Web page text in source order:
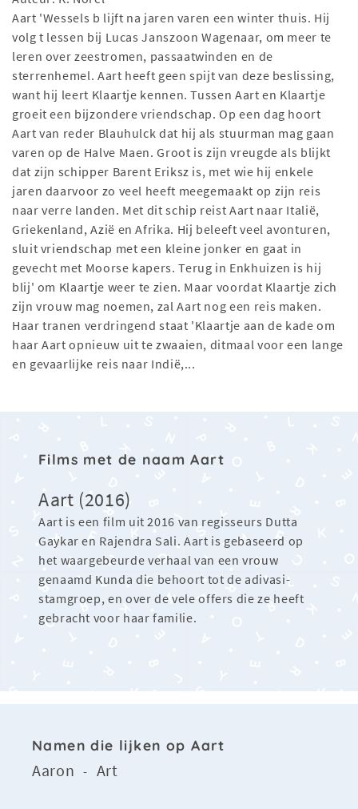
Aart 'Wessels b lijft na jaren varen een winter thuis. Hij
volg t lessen bij Lucas Janszoon Wagenaar, om meer te
leren over zeestromen, passaatwinden en de
sterrenhemel. Aart heeft geen spijt van deze beslissing,
want hij leert Klaartje kennen. Tussen Aart en Klaartje
groeit een bijzondere vriendschap. Op een dag hoort
Aart van reder Blauhulck dat hij als stuurman mag gaan
varen op de Halve Maen. Groot is zijn vreugde als blijkt
dat zijn schipper Barent Eriksz is, met wie hij enkele
jaren daarvoor zo veel heeft meegemaakt op zijn reis
naar verre landen. Met dit schip reist Aart naar Italië,
Griekenland, Azië en Afrika. Hij beleeft veel avonturen,
sluit vriendschap met een kleine jonker en gaat in
gevecht met Moorse kapers. Terug in Enkhuizen is hij
blij' om Klaartje weer te zien. Maar voordat Klaartje zich
zijn vrouw mag noemen, zal Aart nog een reis maken.
Haar tranen verdringend staat 'Klaartje aan de kade om
haar Aart opnieuw uit te zwaaien, ditmaal voor een lange
en gevaarlijke reis naar Indië,...
Films met de naam Aart
Aart (2016)
Aart is een film uit 2016 van regisseurs Dutta
Gaykar en Rajendra Sali. Aart is gebaseerd op
het waargebeurde verhaal van een vrouw
genaamd Kunda die behoort tot de adivasi-
stamgroep, en over de vele offers die ze heeft
gebracht voor haar familie.
Namen die lijken op Aart
Aaron - Art